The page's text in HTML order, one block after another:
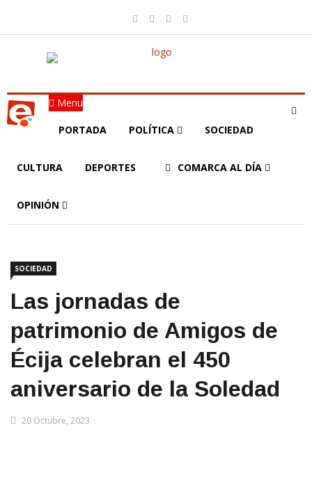
Menu
PORTADA POLÍTICA SOCIEDAD
CULTURA DEPORTES COMARCA AL DÍA
OPINIÓN
SOCIEDAD
Las jornadas de
patrimonio de Amigos de
Écija celebran el 450
aniversario de la Soledad
20 Octubre, 2023